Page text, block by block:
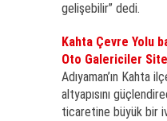
gelişebilir” dedi.
Kahta Çevre Yolu
Oto Galericiler
Adıyaman’ın Kahta
altyapısını
ticaretine büyük bir